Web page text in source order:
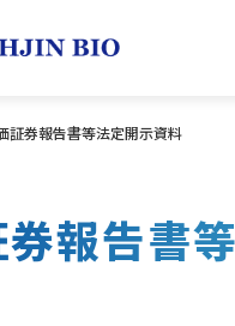
証券報告書等法定開示資料
報告書